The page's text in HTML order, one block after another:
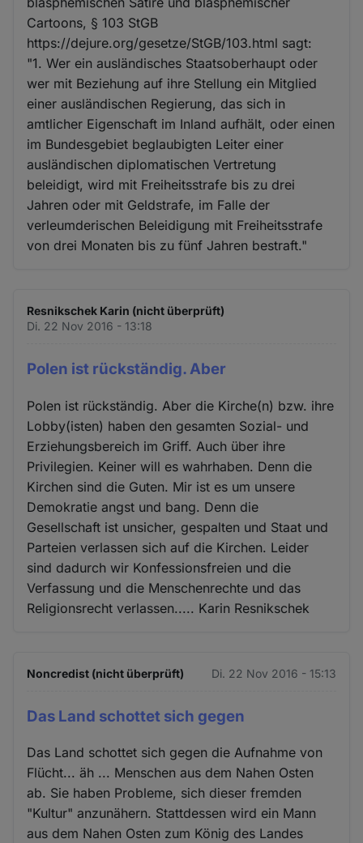
Cartoons, § 103 StGB
https://dejure.org/gesetze/StGB/103.html sagt:
"1. Wer ein ausländisches Staatsoberhaupt oder
wer mit Beziehung auf ihre Stellung ein Mitglied
einer ausländischen Regierung, das sich in
amtlicher Eigenschaft im Inland aufhält, oder einen
im Bundesgebiet beglaubigten Leiter einer
ausländischen diplomatischen Vertretung
beleidigt, wird mit Freiheitsstrafe bis zu drei
Jahren oder mit Geldstrafe, im Falle der
verleumderischen Beleidigung mit Freiheitsstrafe
von drei Monaten bis zu fünf Jahren bestraft."
Resnikschek Karin (nicht überprüft)
Di. 22 Nov 2016 - 13:18
Polen ist rückständig. Aber
Polen ist rückständig. Aber die Kirche(n) bzw. ihre
Lobby(isten) haben den gesamten Sozial- und
Erziehungsbereich im Griff. Auch über ihre
Privilegien. Keiner will es wahrhaben. Denn die
Kirchen sind die Guten. Mir ist es um unsere
Demokratie angst und bang. Denn die
Gesellschaft ist unsicher, gespalten und Staat und
Parteien verlassen sich auf die Kirchen. Leider
sind dadurch wir Konfessionsfreien und die
Verfassung und die Menschenrechte und das
Religionsrecht verlassen..... Karin Resnikschek
Noncredist (nicht überprüft) Di. 22 Nov 2016 - 15:13
Das Land schottet sich gegen
Das Land schottet sich gegen die Aufnahme von
Flücht... äh ... Menschen aus dem Nahen Osten
ab. Sie haben Probleme, sich dieser fremden
"Kultur" anzunähern. Stattdessen wird ein Mann
aus dem Nahen Osten zum König des Landes